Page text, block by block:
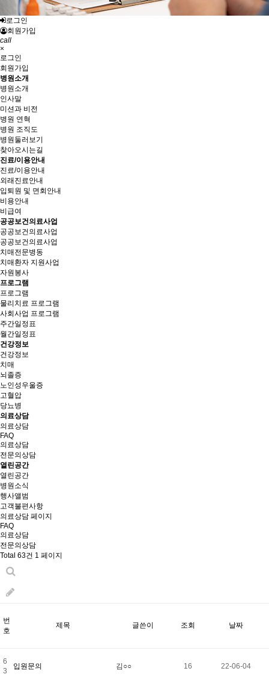
로그인
회원가입
call
×
로그인
회원가입
병원소개
병원소개
인사말
미션과 비전
병원 연혁
병원 조직도
병원둘러보기
찾아오시는길
진료/이용안내
진료/이용안내
외래진료안내
입퇴원 및 면회안내
비용안내
비급여
공공보건의료사업
공공보건의료사업
공공보건의료사업
치매전문병동
치매환자 지원사업
자원봉사
프로그램
프로그램
물리치료 프로그램
사회사업 프로그램
주간일정표
월간일정표
건강정보
건강정보
치매
뇌졸증
노인성우울증
고혈압
당뇨병
의료상담
의료상담
FAQ
의료상담
전문의상담
열린공간
열린공간
병원소식
행사앨범
고객불편사항
의료상담 페이지
FAQ
의료상담
전문의상담
Total 63건 1 페이지
번
호
제목 글쓴이 조회 날짜
6
3
입원문의 김○○ 16 22-06-04